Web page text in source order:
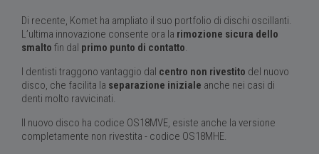
Di recente, Komet ha ampliato il suo portfolio di dischi oscillanti.
L’ultima innovazione consente ora la rimozione sicura dello
smalto fin dal primo punto di contatto.
I dentisti traggono vantaggio dal centro non rivestito del nuovo
disco, che facilita la separazione iniziale anche nei casi di
denti molto ravvicinati.
Il nuovo disco ha codice OS18MVE, esiste anche la versione
completamente non rivestita - codice OS18MHE.